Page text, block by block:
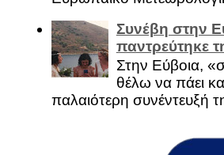
Συνέβη στην
παντρεύτηκε
Στην Εύβοια,
θέλω να πάει
παλαιότερη συνέντευξή